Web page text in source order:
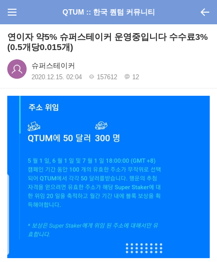
QTUM :: 한국 퀀텀 커뮤니티
연이자 약5% 슈퍼스테이커 운영중입니다 수수료3%
(0.5개당0.015개)
슈퍼스테이커
2020.12.15. 02:04 157612 12